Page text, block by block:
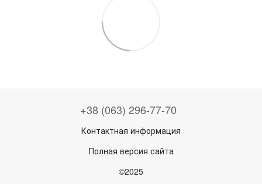
+38 (063) 296-77-70
Контактная информация
Полная версия сайта
©2025